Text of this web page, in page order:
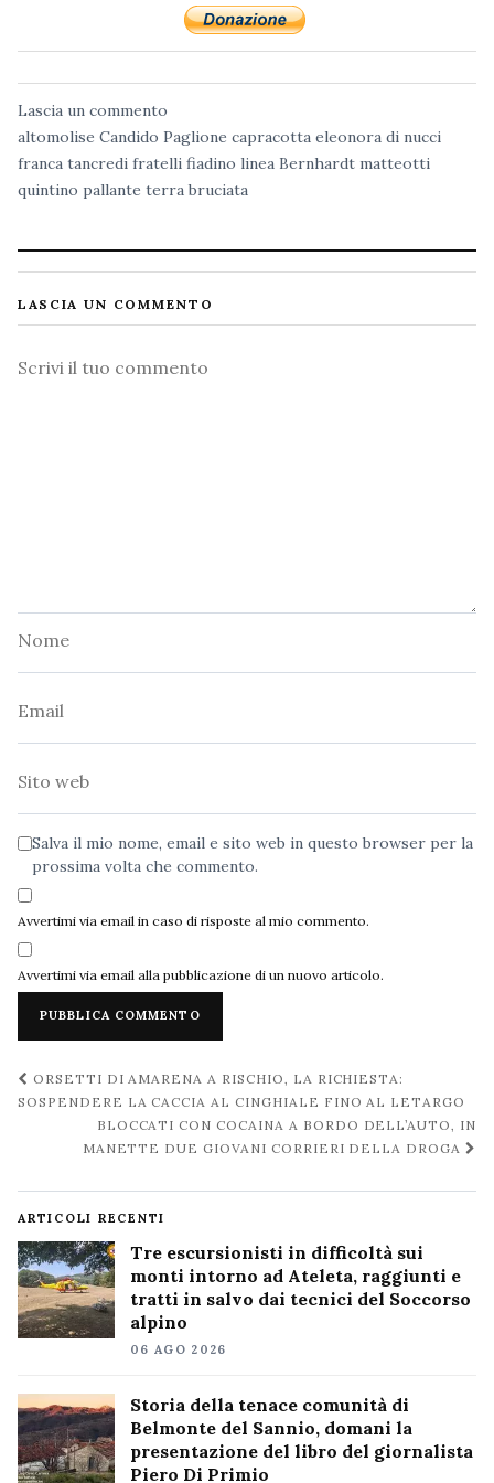
Lascia un commento
altomolise Candido Paglione capracotta eleonora di nucci
franca tancredi fratelli fiadino linea Bernhardt matteotti
quintino pallante terra bruciata
LASCIA UN COMMENTO
Commento
Salva il mio nome, email e sito web in questo browser per la
prossima volta che commento.
Avvertimi via email in caso di risposte al mio commento.
Avvertimi via email alla pubblicazione di un nuovo articolo.
Navigazione
post
ORSETTI DI AMARENA A RISCHIO, LA RICHIESTA:
SOSPENDERE LA CACCIA AL CINGHIALE FINO AL LETARGO
BLOCCATI CON COCAINA A BORDO DELL’AUTO, IN
MANETTE DUE GIOVANI CORRIERI DELLA DROGA
ARTICOLI RECENTI
Tre escursionisti in difficoltà sui
monti intorno ad Ateleta, raggiunti e
tratti in salvo dai tecnici del Soccorso
alpino
06 AGO 2026
Storia della tenace comunità di
Belmonte del Sannio, domani la
presentazione del libro del giornalista
Piero Di Primio